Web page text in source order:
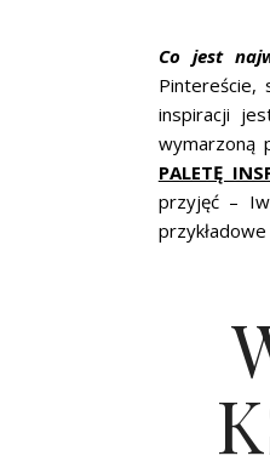
Co jest
Pintereście,
inspiracji
wymarzoną
PALETĘ
przyjęć –